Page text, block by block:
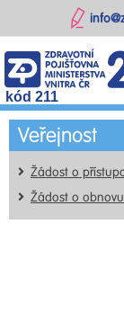
kód 211
Veřejnost
Žádost o
Žádost o